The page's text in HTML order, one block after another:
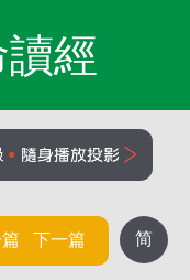
經
简
篇 下一篇